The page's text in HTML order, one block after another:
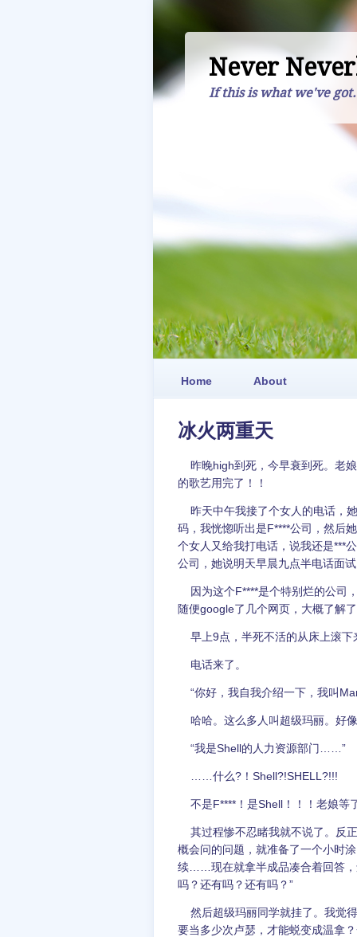
Never
If this is what we've
Home About
冰火两重天
昨晚high到死，今早衰到死。老
的歌艺用完了！！
昨天中午我接了个女人的电话，
码，我恍惚听出是F****公司，然后
个女人又给我打电话，说我还是***
公司，她说明天早晨九点半电话面
因为这个F****是个特别烂的公司
随便google了几个网页，大概了解
早上9点，半死不活的从床上滚下
电话来了。
“你好，我自我介绍一下，我叫
哈哈。这么多人叫超级玛丽。好
“我是Shell的人力资源部门……”
……什么?！Shell?!SHELL?!!!
不是F****！是Shell！！！老娘等
其过程惨不忍睹我就不说了。反
概会问的问题，就准备了一个小时
续……现在就拿半成品凑合着回答，
吗？还有吗？还有吗？”
然后超级玛丽同学就挂了。我觉
要当多少次卢瑟，才能蜕变成温拿